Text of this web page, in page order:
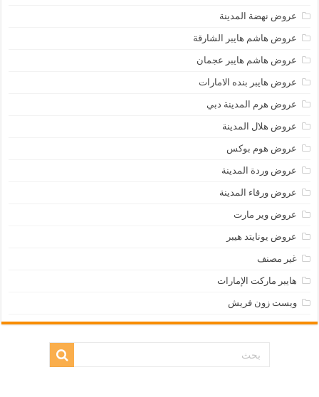
عروض نهضة المدينة
عروض هاشم هايبر الشارقة
عروض هاشم هايبر عجمان
عروض هايبر بنده الامارات
عروض هرم المدينة دبي
عروض هلال المدينة
عروض هوم بوكس
عروض وردة المدينة
عروض ورقاء المدينة
عروض وير مارت
عروض يونايتد هيبر
غير مصنف
هايبر ماركت الإمارات
ويست زون فريش